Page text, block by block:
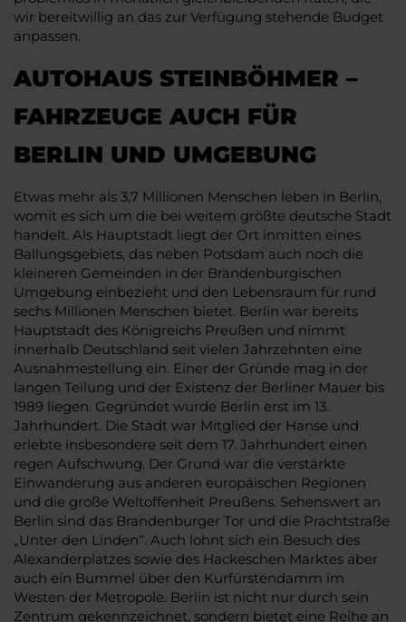
wir bereitwillig an das zur Verfügung stehende Budget
anpassen.
AUTOHAUS STEINBÖHMER –
FAHRZEUGE AUCH FÜR
BERLIN UND UMGEBUNG
Etwas mehr als 3,7 Millionen Menschen leben in Berlin,
womit es sich um die bei weitem größte deutsche Stadt
handelt. Als Hauptstadt liegt der Ort inmitten eines
Ballungsgebiets, das neben Potsdam auch noch die
kleineren Gemeinden in der Brandenburgischen
Umgebung einbezieht und den Lebensraum für rund
sechs Millionen Menschen bietet. Berlin war bereits
Hauptstadt des Königreichs Preußen und nimmt
innerhalb Deutschland seit vielen Jahrzehnten eine
Ausnahmestellung ein. Einer der Gründe mag in der
langen Teilung und der Existenz der Berliner Mauer bis
1989 liegen. Gegründet wurde Berlin erst im 13.
Jahrhundert. Die Stadt war Mitglied der Hanse und
erlebte insbesondere seit dem 17. Jahrhundert einen
regen Aufschwung. Der Grund war die verstärkte
Einwanderung aus anderen europäischen Regionen
und die große Weltoffenheit Preußens. Sehenswert an
Berlin sind das Brandenburger Tor und die Prachtstraße
„Unter den Linden“. Auch lohnt sich ein Besuch des
Alexanderplatzes sowie des Hackeschen Marktes aber
auch ein Bummel über den Kurfürstendamm im
Westen der Metropole. Berlin ist nicht nur durch sein
Zentrum gekennzeichnet, sondern bietet eine Reihe an